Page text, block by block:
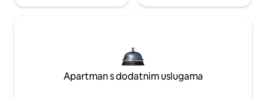
Apartman s dodatnim uslugama